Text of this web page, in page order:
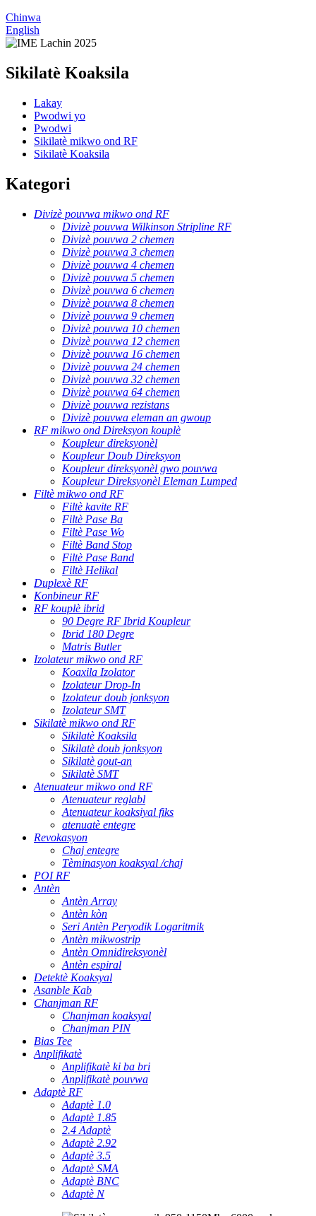
Chinwa
English
Sikilatè Koaksila
Lakay
Pwodwi yo
Pwodwi
Sikilatè mikwo ond RF
Sikilatè Koaksila
Kategori
Divizè pouvwa mikwo ond RF
Divizè pouvwa Wilkinson Stripline RF
Divizè pouvwa 2 chemen
Divizè pouvwa 3 chemen
Divizè pouvwa 4 chemen
Divizè pouvwa 5 chemen
Divizè pouvwa 6 chemen
Divizè pouvwa 8 chemen
Divizè pouvwa 9 chemen
Divizè pouvwa 10 chemen
Divizè pouvwa 12 chemen
Divizè pouvwa 16 chemen
Divizè pouvwa 24 chemen
Divizè pouvwa 32 chemen
Divizè pouvwa 64 chemen
Divizè pouvwa rezistans
Divizè pouvwa eleman an gwoup
RF mikwo ond Direksyon kouplè
Koupleur direksyonèl
Koupleur Doub Direksyon
Koupleur direksyonèl gwo pouvwa
Koupleur Direksyonèl Eleman Lumped
Filtè mikwo ond RF
Filtè kavite RF
Filtè Pase Ba
Filtè Pase Wo
Filtè Band Stop
Filtè Pase Band
Filtè Helikal
Duplexè RF
Konbineur RF
RF kouplè ibrid
90 Degre RF Ibrid Koupleur
Ibrid 180 Degre
Matris Butler
Izolateur mikwo ond RF
Koaxila Izolator
Izolateur Drop-In
Izolateur doub jonksyon
Izolateur SMT
Sikilatè mikwo ond RF
Sikilatè Koaksila
Sikilatè doub jonksyon
Sikilatè gout-an
Sikilatè SMT
Atenuateur mikwo ond RF
Atenuateur reglabl
Atenuateur koaksiyal fiks
atenuatè entegre
Revokasyon
Chaj entegre
Tèminasyon koaksyal /chaj
POI RF
Antèn
Antèn Array
Antèn kòn
Seri Antèn Peryodik Logaritmik
Antèn mikwostrip
Antèn Omnidireksyonèl
Antèn espiral
Detektè Koaksyal
Asanble Kab
Chanjman RF
Chanjman koaksyal
Chanjman PIN
Bias Tee
Anplifikatè
Anplifikatè ki ba bri
Anplifikatè pouvwa
Adaptè RF
Adaptè 1.0
Adaptè 1.85
2.4 Adaptè
Adaptè 2.92
Adaptè 3.5
Adaptè SMA
Adaptè BNC
Adaptè N